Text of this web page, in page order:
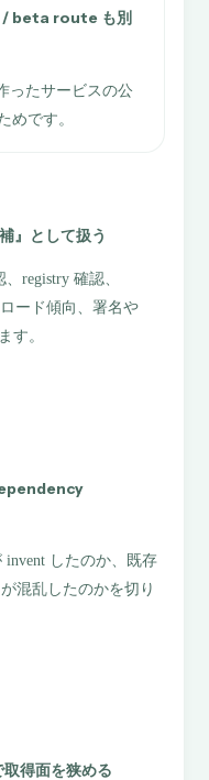
beta route も別
ったサービスの公
めです。
』として扱う
registry 確認、
ード傾向、署名や
す。
invent したのか、既存
が混乱したのかを切り
得面を狭める